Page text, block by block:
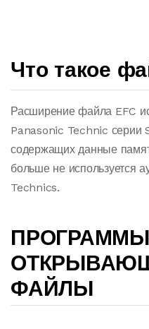
Что такое
Расширение файла EFC
Panasonic Technic серии
содержащих данные
больше не используется
Technics.
ФАЙЛЫ